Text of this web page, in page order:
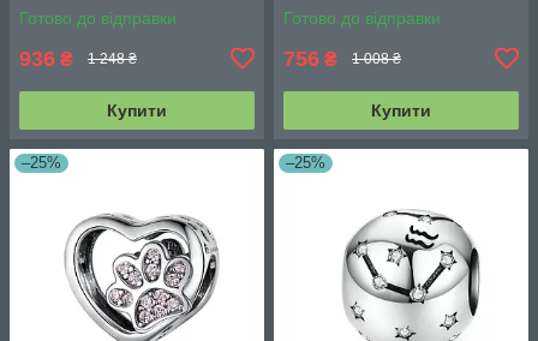
Готово до відправки
936 ₴ 1 248 ₴
Купити
Готово до відправки
756 ₴ 1 008 ₴
Купити
–25% –25%